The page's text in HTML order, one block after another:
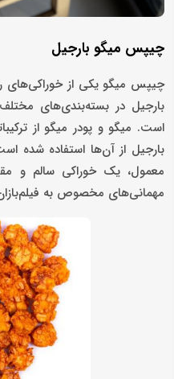
چیپس میگو بارجیل
چیپس میگو یکی از خوراکی‌های
است. میگو و پودر میگو از
بارجیل از آن‌ها استفاده
معمول، یک خوراکی سالم و
مهمانی‌های مخصوص به